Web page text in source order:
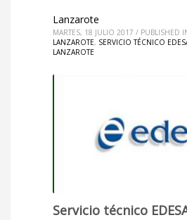
Lanzarote
MARTES, 18 JULIO 2017 / PUBLISHED
LANZAROTE, SERVICIO TÉCNICO
LANZAROTE
Servicio técnico